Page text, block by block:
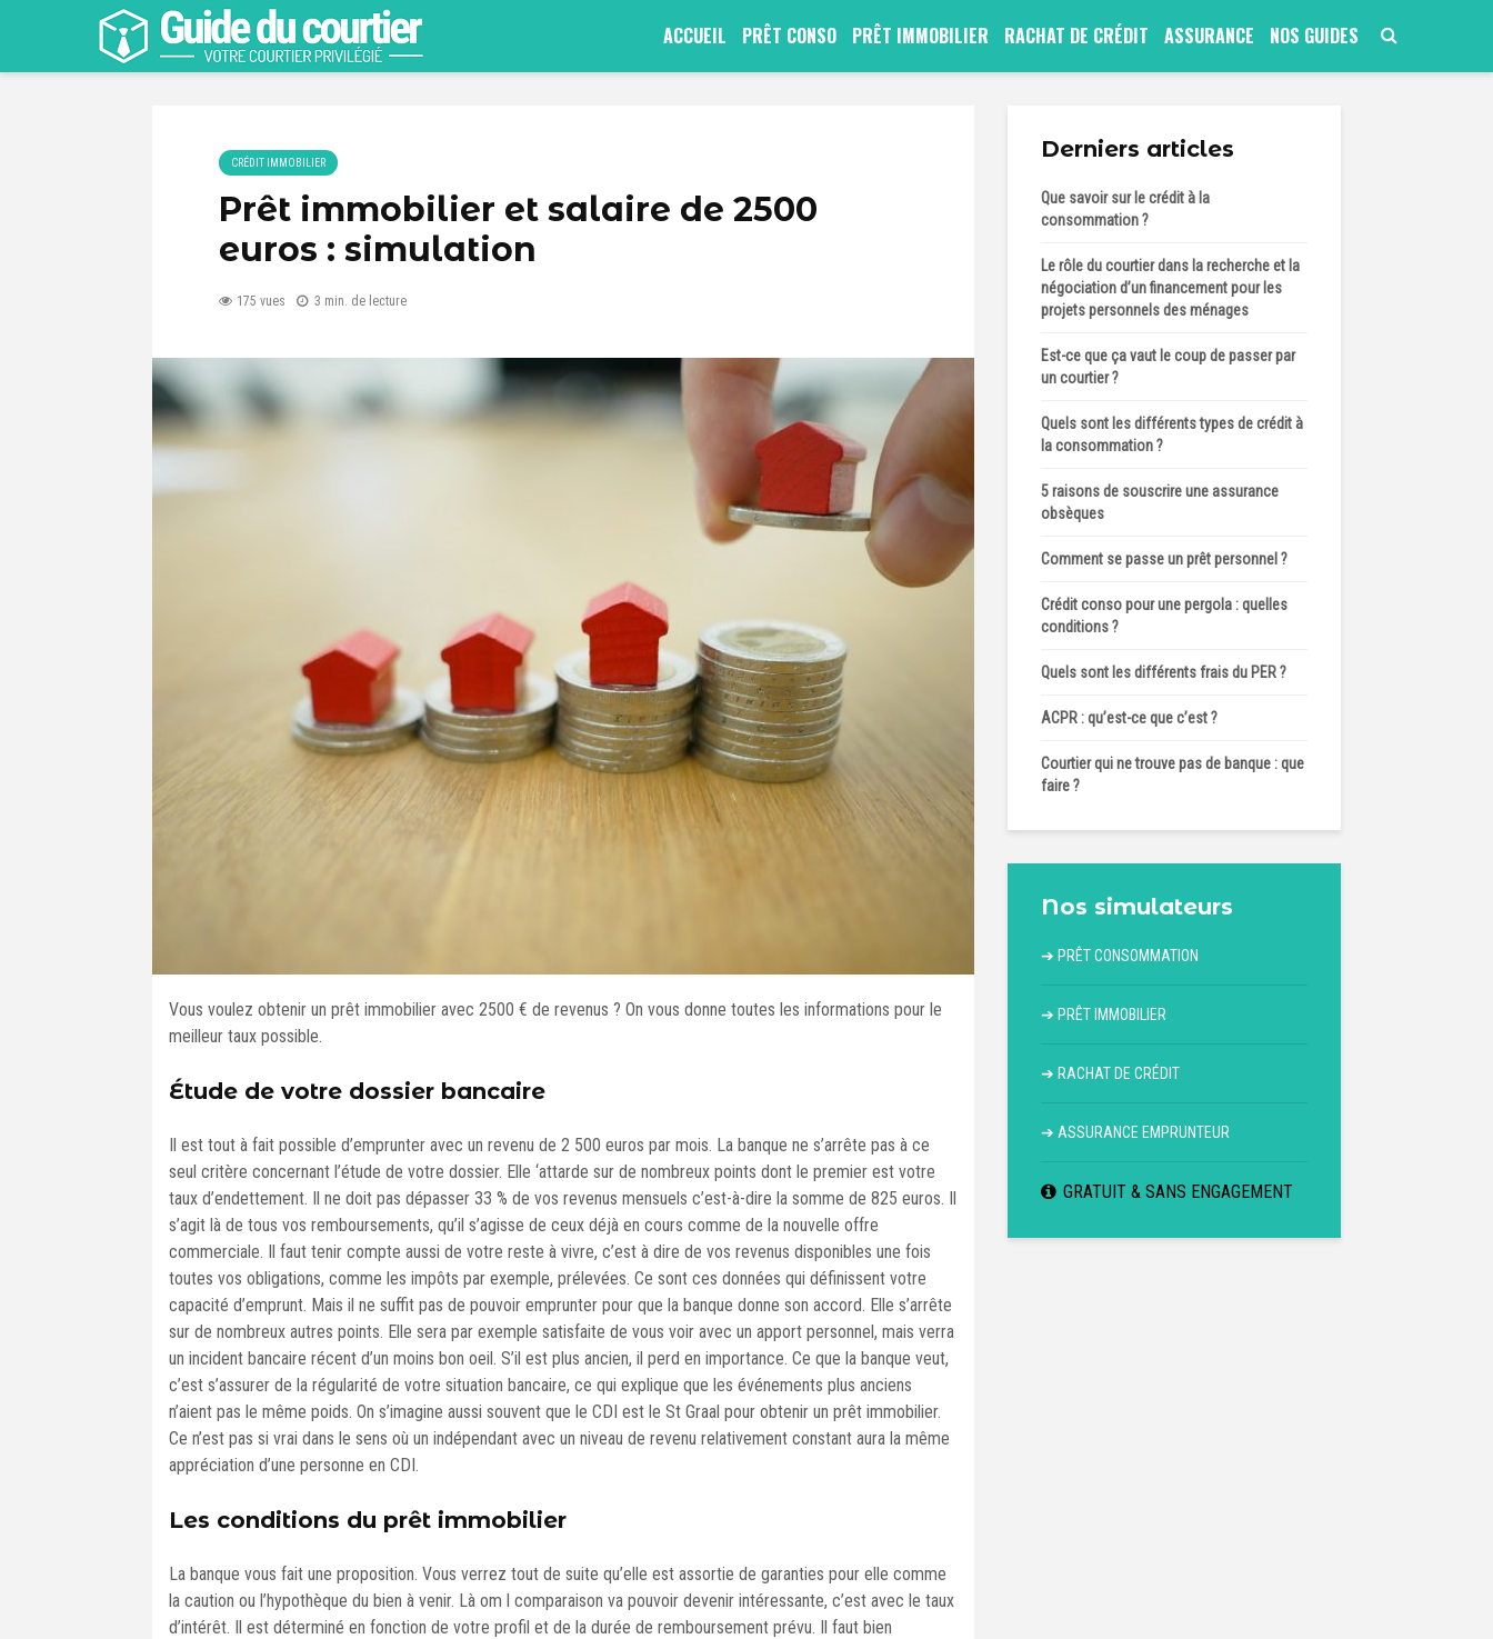
ACCUEIL PRÊT CONSO PRÊT IMMOBILIER RACHAT DE CRÉDIT ASSURANCE NOS GUIDES
CRÉDIT IMMOBILIER
Prêt immobilier et salaire de 2500
euros : simulation
175 vues 3 min. de lecture
Vous voulez obtenir un prêt immobilier avec 2500 € de revenus ? On vous donne toutes les informations pour le
meilleur taux possible.
Étude de votre dossier bancaire
Il est tout à fait possible d’emprunter avec un revenu de 2 500 euros par mois. La banque ne s’arrête pas à ce
seul critère concernant l’étude de votre dossier. Elle ‘attarde sur de nombreux points dont le premier est votre
taux d’endettement. Il ne doit pas dépasser 33 % de vos revenus mensuels c’est-à-dire la somme de 825 euros. Il
s’agit là de tous vos remboursements, qu’il s’agisse de ceux déjà en cours comme de la nouvelle offre
commerciale. Il faut tenir compte aussi de votre reste à vivre, c’est à dire de vos revenus disponibles une fois
toutes vos obligations, comme les impôts par exemple, prélevées. Ce sont ces données qui définissent votre
capacité d’emprunt. Mais il ne suffit pas de pouvoir emprunter pour que la banque donne son accord. Elle s’arrête
sur de nombreux autres points. Elle sera par exemple satisfaite de vous voir avec un apport personnel, mais verra
un incident bancaire récent d’un moins bon oeil. S’il est plus ancien, il perd en importance. Ce que la banque veut,
c’est s’assurer de la régularité de votre situation bancaire, ce qui explique que les événements plus anciens
n’aient pas le même poids. On s’imagine aussi souvent que le CDI est le St Graal pour obtenir un prêt immobilier.
Ce n’est pas si vrai dans le sens où un indépendant avec un niveau de revenu relativement constant aura la même
appréciation d’une personne en CDI.
Les conditions du prêt immobilier
La banque vous fait une proposition. Vous verrez tout de suite qu’elle est assortie de garanties pour elle comme
la caution ou l’hypothèque du bien à venir. Là om l comparaison va pouvoir devenir intéressante, c’est avec le taux
d’intérêt. Il est déterminé en fonction de votre profil et de la durée de remboursement prévu. Il faut bien
Derniers articles
Que savoir sur le crédit à la
consommation ?
Le rôle du courtier dans la recherche et la
négociation d’un financement pour les
projets personnels des ménages
Est-ce que ça vaut le coup de passer par
un courtier ?
Quels sont les différents types de crédit à
la consommation ?
5 raisons de souscrire une assurance
obsèques
Comment se passe un prêt personnel ?
Crédit conso pour une pergola : quelles
conditions ?
Quels sont les différents frais du PER ?
ACPR : qu’est-ce que c’est ?
Courtier qui ne trouve pas de banque : que
faire ?
Nos simulateurs
➔ PRÊT CONSOMMATION
➔ PRÊT IMMOBILIER
➔ RACHAT DE CRÉDIT
➔ ASSURANCE EMPRUNTEUR
GRATUIT & SANS ENGAGEMENT